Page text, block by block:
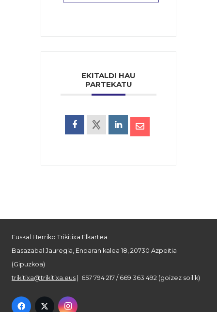
EKITALDI HAU
PARTEKATU
Euskal Herriko Trikitixa Elkartea
Basazabal Jauregia, Enparan kalea 18, 20730 Azpeitia
(Gipuzkoa)
trikitixa@trikitixa.eus | 657 794 217 / 669 363 492 (goizez soilik)